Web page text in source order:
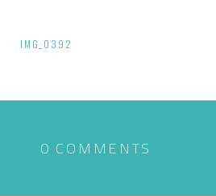
投
ナ
IMG_0392
0 COMMENTS